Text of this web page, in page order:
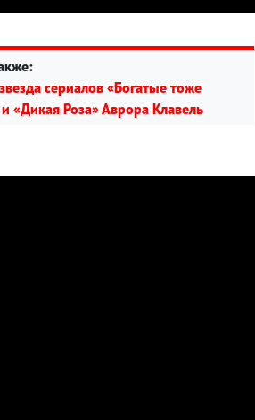
сериалов «Богатые тоже
и «Дикая Роза» Аврора Клавель